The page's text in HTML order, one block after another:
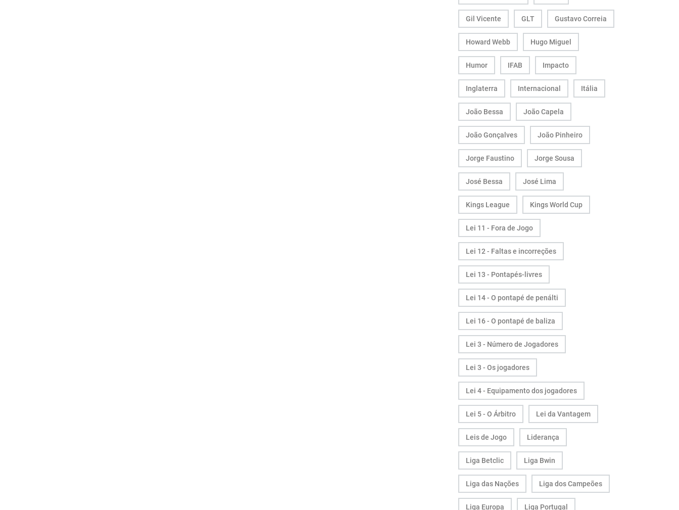
Gil Vicente GLT Gustavo Correia
Howard Webb Hugo Miguel
Humor IFAB Impacto
Inglaterra Internacional Itália
João Bessa João Capela
João Gonçalves João Pinheiro
Jorge Faustino Jorge Sousa
José Bessa José Lima
Kings League Kings World Cup
Lei 11 - Fora de Jogo
Lei 12 - Faltas e incorreções
Lei 13 - Pontapés-livres
Lei 14 - O pontapé de penálti
Lei 16 - O pontapé de baliza
Lei 3 - Número de Jogadores
Lei 3 - Os jogadores
Lei 4 - Equipamento dos jogadores
Lei 5 - O Árbitro Lei da Vantagem
Leis de Jogo Liderança
Liga Betclic Liga Bwin
Liga das Nações Liga dos Campeões
Liga Europa Liga Portugal